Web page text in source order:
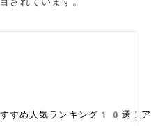
すすめ人気ランキング10選